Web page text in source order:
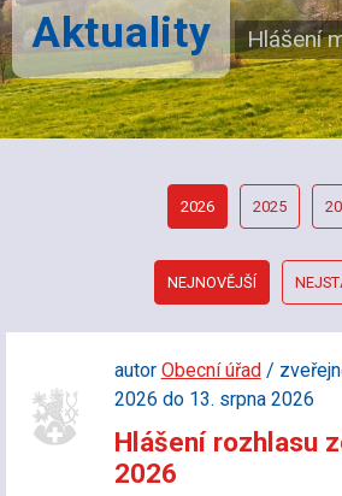
Aktuality Hlášení
2026 2025
NEJNOVĚJŠÍ
autor Obecní úřad/
2026 do 13. srpna 2026
Hlášení rozhlasu
2026